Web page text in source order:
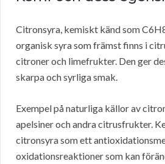
Citronsyra, kemiskt känd som
organisk syra som främst finns i
citroner och limefrukter. Den ger
skarpa och syrliga smak.
Exempel på naturliga källor av
apelsiner och andra citrusfrukter.
citronsyra som ett
oxidationsreaktioner som kan